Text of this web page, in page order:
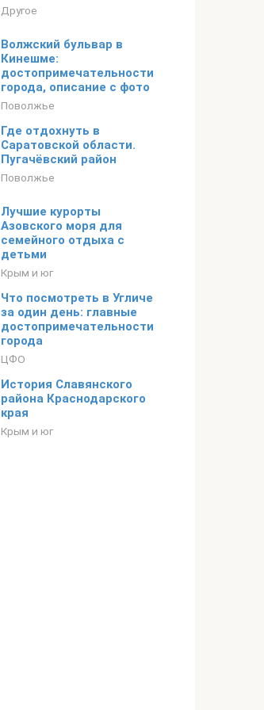
Другое
Волжский бульвар в
Кинешме:
достопримечательности
города, описание с фото
Поволжье
Где отдохнуть в
Саратовской области.
Пугачёвский район
Поволжье
Лучшие курорты
Азовского моря для
семейного отдыха с
детьми
Крым и юг
Что посмотреть в Угличе
за один день: главные
достопримечательности
города
ЦФО
История Славянского
района Краснодарского
края
Крым и юг